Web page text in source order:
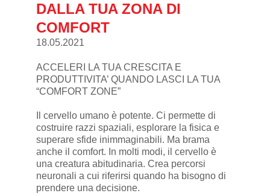
DALLA TUA ZONA DI
COMFORT
18.05.2021
ACCELERI LA TUA CRESCITA E
PRODUTTIVITA’ QUANDO LASCI LA TUA
“COMFORT ZONE”
Il cervello umano è potente. Ci permette di
costruire razzi spaziali, esplorare la fisica e
superare sfide inimmaginabili. Ma brama
anche il comfort. In molti modi, il cervello è
una creatura abitudinaria. Crea percorsi
neuronali a cui riferirsi quando ha bisogno di
prendere una decisione.